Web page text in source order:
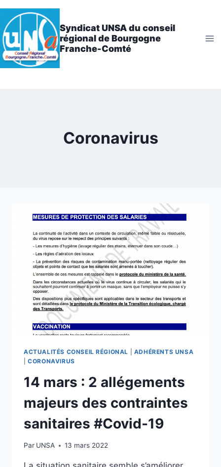
Aller
au
contenu
Syndicat UNSA du conseil
régional de Bourgogne
Franche-Comté
Coronavirus
ACTUALITÉS CONSEIL RÉGIONAL
ADHÉRENTS UNSA
|CORONAVIRUS
14 mars : 2 allégements
majeurs des contraintes
sanitaires #Covid-19
Par UNSA 13 mars 2022